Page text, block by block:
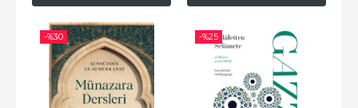
-%30 -%25